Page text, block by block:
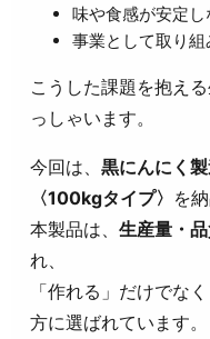
味や食感が安定し
事業として取り
こうした課題を抱え
っしゃいます。
今回は、黒にんにく
〈100kgタイプ〉 を
本製品は、生産量・
れ、
「作れる」だけでなく
方に選ばれています。